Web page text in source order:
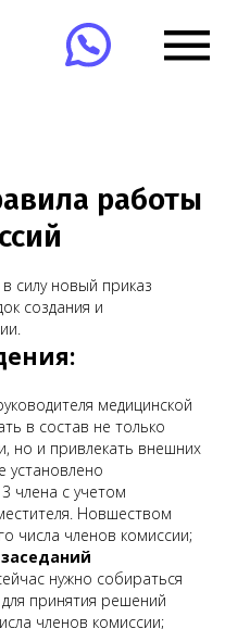
работы
силу новый приказ
создания и
медицинской
в состав не только
но и привлекать внешних
установлено
члена с учетом
Новшеством
числа членов комиссии;
нужно собираться
принятия решений
членов комиссии;